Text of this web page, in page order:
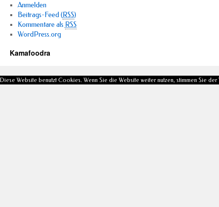
Anmelden
Beitrags-Feed (RSS)
Kommentare als RSS
WordPress.org
Kamafoodra
Diese Website benutzt Cookies. Wenn Sie die Website weiter nutzen, stimmen Sie